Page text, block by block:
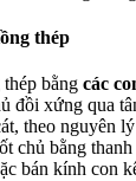
thép
bằng các
đồi xứng qua
theo nguyên
chủ bằng
bán kính con